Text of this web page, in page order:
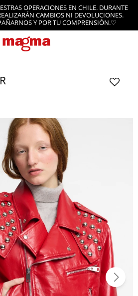
OPERACIONES EN CHILE. DURANTE
CAMBIOS NI DEVOLUCIONES.
Y POR TU COMPRENSIÓN.♡